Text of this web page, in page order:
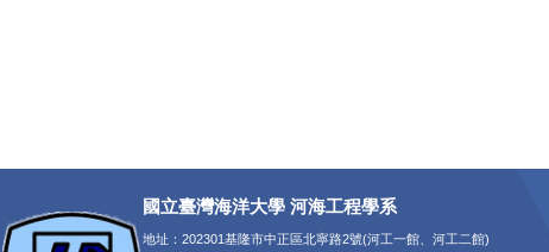
國立臺灣海洋大學 河海工程學系
地址：202301基隆市中正區北寧路2號(河工一館、河工二館)